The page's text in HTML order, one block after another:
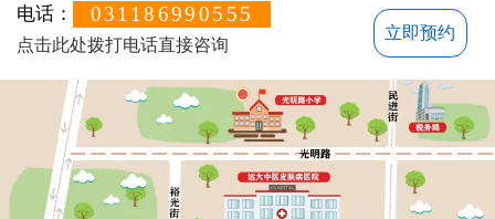
电话： 031186990555
点击此处拨打电话直接咨询
立即预约